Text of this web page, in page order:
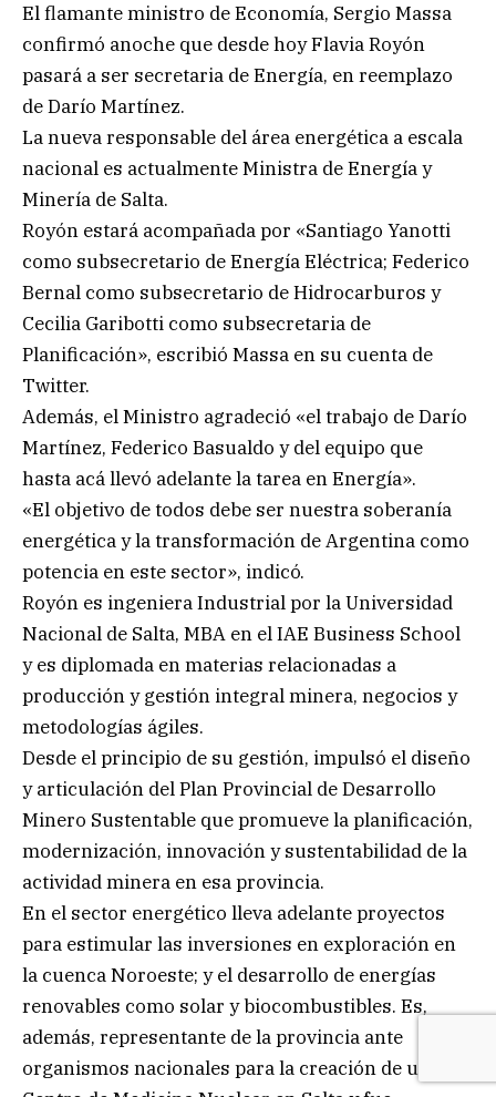
El flamante ministro de Economía, Sergio Massa
confirmó anoche que desde hoy Flavia Royón
pasará a ser secretaria de Energía, en reemplazo
de Darío Martínez.
La nueva responsable del área energética a escala
nacional es actualmente Ministra de Energía y
Minería de Salta.
Royón estará acompañada por «Santiago Yanotti
como subsecretario de Energía Eléctrica; Federico
Bernal como subsecretario de Hidrocarburos y
Cecilia Garibotti como subsecretaria de
Planificación», escribió Massa en su cuenta de
Twitter.
Además, el Ministro agradeció «el trabajo de Darío
Martínez, Federico Basualdo y del equipo que
hasta acá llevó adelante la tarea en Energía».
«El objetivo de todos debe ser nuestra soberanía
energética y la transformación de Argentina como
potencia en este sector», indicó.
Royón es ingeniera Industrial por la Universidad
Nacional de Salta, MBA en el IAE Business School
y es diplomada en materias relacionadas a
producción y gestión integral minera, negocios y
metodologías ágiles.
Desde el principio de su gestión, impulsó el diseño
y articulación del Plan Provincial de Desarrollo
Minero Sustentable que promueve la planificación,
modernización, innovación y sustentabilidad de la
actividad minera en esa provincia.
En el sector energético lleva adelante proyectos
para estimular las inversiones en exploración en
la cuenca Noroeste; y el desarrollo de energías
renovables como solar y biocombustibles. Es,
además, representante de la provincia ante
organismos nacionales para la creación de un